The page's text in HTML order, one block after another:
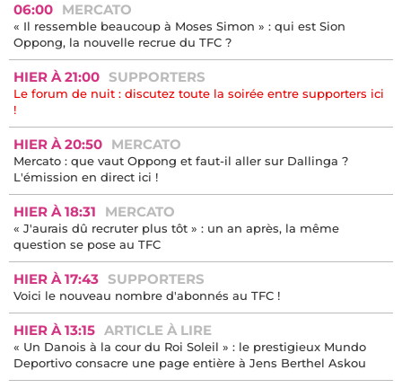
06:00 MERCATO
« Il ressemble beaucoup à Moses Simon » : qui est Sion
Oppong, la nouvelle recrue du TFC ?
HIER À 21:00 SUPPORTERS
Le forum de nuit : discutez toute la soirée entre supporters ici
!
HIER À 20:50 MERCATO
Mercato : que vaut Oppong et faut-il aller sur Dallinga ?
L'émission en direct ici !
HIER À 18:31 MERCATO
« J'aurais dû recruter plus tôt » : un an après, la même
question se pose au TFC
HIER À 17:43 SUPPORTERS
Voici le nouveau nombre d'abonnés au TFC !
HIER À 13:15 ARTICLE À LIRE
« Un Danois à la cour du Roi Soleil » : le prestigieux Mundo
Deportivo consacre une page entière à Jens Berthel Askou